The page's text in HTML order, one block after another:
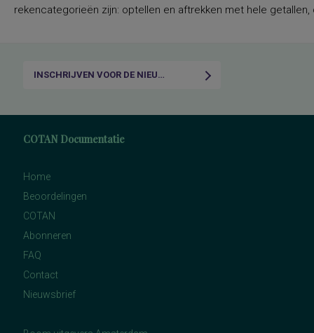
rekencategorieën zijn: optellen en aftrekken met hele
INSCHRIJVEN VOOR DE NIEUWSBRIEF
COTAN Documentatie
Home
Beoordelingen
COTAN
Abonneren
FAQ
Contact
Nieuwsbrief